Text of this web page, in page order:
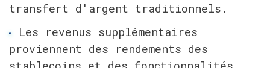
transfert d'argent traditionnels.
Les revenus supplémentaires
proviennent des rendements des